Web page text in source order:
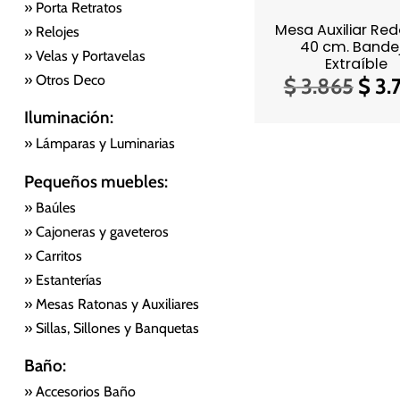
» Porta Retratos
» Relojes
» Velas y Portavelas
» Otros Deco
Iluminación:
» Lámparas y Luminarias
Pequeños muebles:
» Baúles
» Cajoneras y gaveteros
» Carritos
» Estanterías
» Mesas Ratonas y Auxiliares
» Sillas, Sillones y Banquetas
Baño:
» Accesorios Baño
Mesa Auxiliar
40 cm.
Extraíble
$3.865 El
$